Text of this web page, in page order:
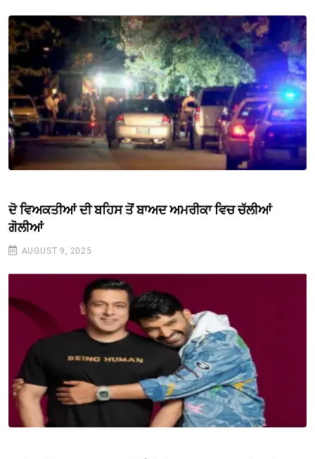
ਦੋ ਵਿਅਕਤੀਆਂ ਦੀ ਬਹਿਸ ਤੋਂ ਬਾਅਦ ਅਮਰੀਕਾ ਵਿਚ ਚੱਲੀਆਂ
ਗੋਲੀਆਂ
AUGUST 9, 2025